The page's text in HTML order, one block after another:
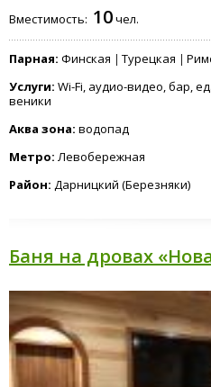
Вместимость: 10чел.
Парная: Финская Турецкая
Услуги: Wi-Fi, аудио-видео, бар,
веники
Аква зона: водопад
Метро: Левобережная
Район: Дарницкий (Березняки)
Баня на дровах